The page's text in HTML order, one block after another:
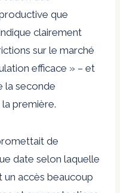
que
clairement
sur le marché
efficace » – et
la seconde
première.
de
date selon laquelle
un accès beaucoup